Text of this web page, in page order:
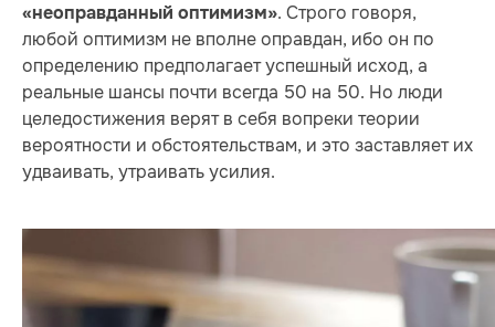
«неоправданный оптимизм». Строго говоря,
любой оптимизм не вполне оправдан, ибо он по
определению предполагает успешный исход, а
реальные шансы почти всегда 50 на 50. Но люди
целедостижения верят в себя вопреки теории
вероятности и обстоятельствам, и это заставляет их
удваивать, утраивать усилия.